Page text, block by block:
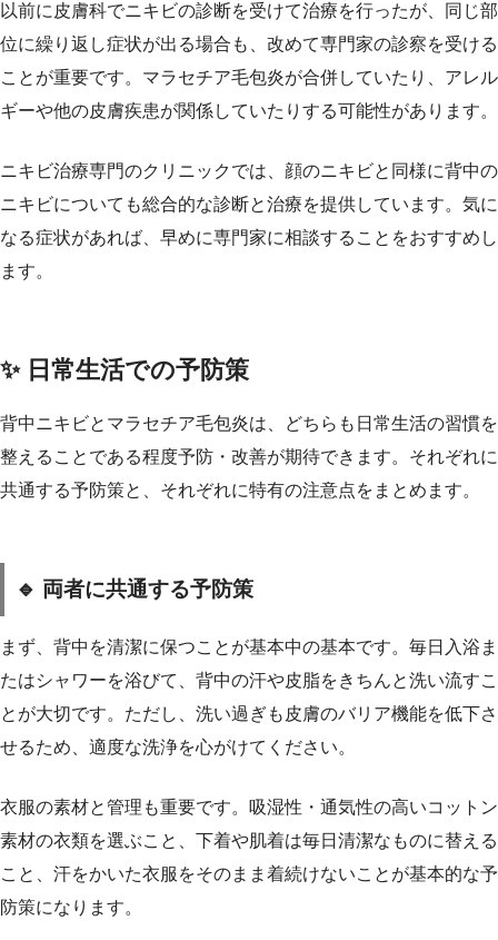
以前に皮膚科でニキビの診断を受けて治療を行ったが、同じ部
位に繰り返し症状が出る場合も、改めて専門家の診察を受ける
ことが重要です。マラセチア毛包炎が合併していたり、アレル
ギーや他の皮膚疾患が関係していたりする可能性があります。
ニキビ治療専門のクリニックでは、顔のニキビと同様に背中の
ニキビについても総合的な診断と治療を提供しています。気に
なる症状があれば、早めに専門家に相談することをおすすめし
ます。
✨ 日常生活での予防策
背中ニキビとマラセチア毛包炎は、どちらも日常生活の習慣を
整えることである程度予防・改善が期待できます。それぞれに
共通する予防策と、それぞれに特有の注意点をまとめます。
🔹 両者に共通する予防策
まず、背中を清潔に保つことが基本中の基本です。毎日入浴ま
たはシャワーを浴びて、背中の汗や皮脂をきちんと洗い流すこ
とが大切です。ただし、洗い過ぎも皮膚のバリア機能を低下さ
せるため、適度な洗浄を心がけてください。
衣服の素材と管理も重要です。吸湿性・通気性の高いコットン
素材の衣類を選ぶこと、下着や肌着は毎日清潔なものに替える
こと、汗をかいた衣服をそのまま着続けないことが基本的な予
防策になります。